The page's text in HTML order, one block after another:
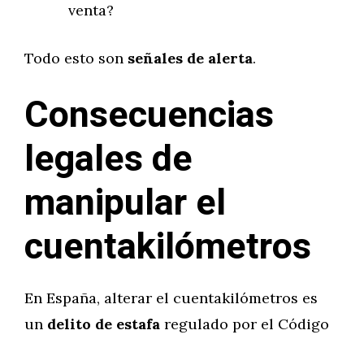
venta?
Todo esto son señales de alerta.
Consecuencias
legales de
manipular el
cuentakilómetros
En España, alterar el cuentakilómetros es
un delito de estafa regulado por el Código